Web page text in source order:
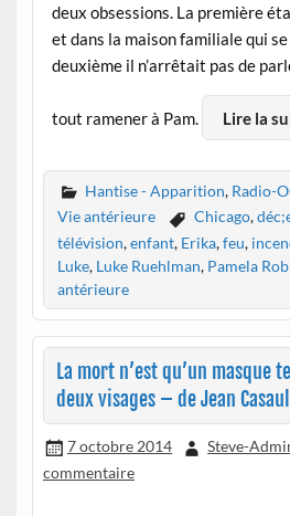
deux obsessions. La première
et dans la maison familiale qui
deuxième il n’arrêtait pas de
tout ramener à Pam. Lire la
Hantise - Apparition, Radio-
Vie antérieure
Chicago,
télévision,enfant, Erika,feu,
Luke, Luke Ruehlman, Pamela
antérieure
La mort n’est qu’un masque
deux visages – de Jean
7 octobre 2014 Steve-
commentaire